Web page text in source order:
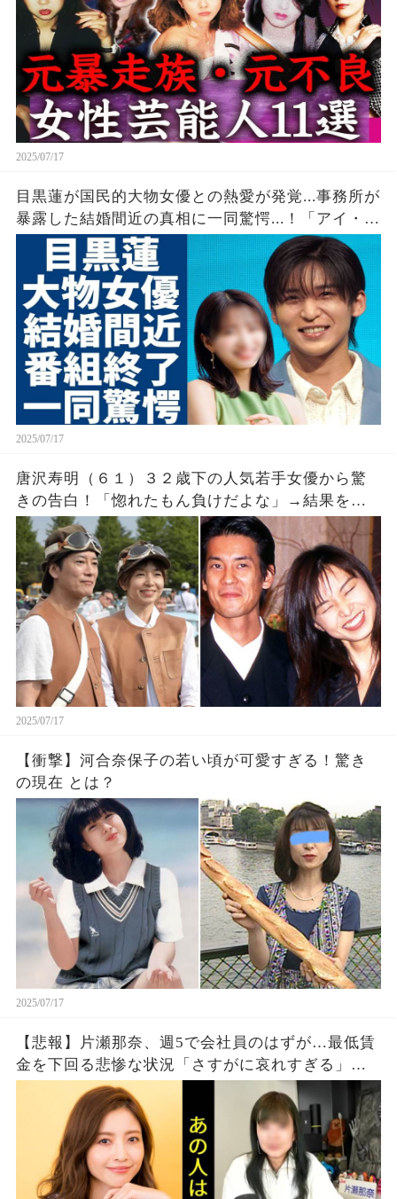
2025/07/17
目黒蓮が国民的大物女優との熱愛が発覚...事務所が
暴露した結婚間近の真相に一同驚愕...！「アイ・ア
ム・冒険少年」が終了決定でファンが感じていた
予兆に言葉を失う...
2025/07/17
唐沢寿明（６１）３２歳下の人気若手女優から驚
きの告白！「惚れたもん負けだよな」→結果を明
かすと「やっぱりだな！」
2025/07/17
【衝撃】河合奈保子の若い頃が可愛すぎる！驚き
の現在 とは？
2025/07/17
【悲報】片瀬那奈、週5で会社員のはずが…最低賃
金を下回る悲惨な状況「さすがに哀れすぎる」
「元女優とは思えない」